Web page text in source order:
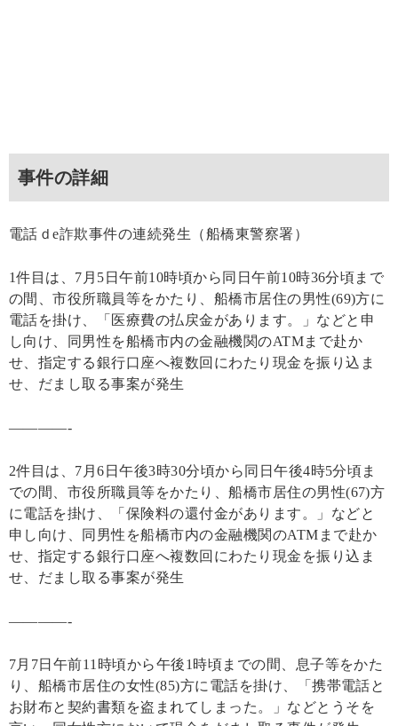
事件の詳細
電話ｄe詐欺事件の連続発生（船橋東警察署）
1件目は、7月5日午前10時頃から同日午前10時36分頃まで
の間、市役所職員等をかたり、船橋市居住の男性(69)方に
電話を掛け、「医療費の払戻金があります。」などと申
し向け、同男性を船橋市内の金融機関のATMまで赴か
せ、指定する銀行口座へ複数回にわたり現金を振り込ま
せ、だまし取る事案が発生
————-
2件目は、7月6日午後3時30分頃から同日午後4時5分頃ま
での間、市役所職員等をかたり、船橋市居住の男性(67)方
に電話を掛け、「保険料の還付金があります。」などと
申し向け、同男性を船橋市内の金融機関のATMまで赴か
せ、指定する銀行口座へ複数回にわたり現金を振り込ま
せ、だまし取る事案が発生
————-
7月7日午前11時頃から午後1時頃までの間、息子等をかた
り、船橋市居住の女性(85)方に電話を掛け、「携帯電話と
お財布と契約書類を盗まれてしまった。」などとうそを